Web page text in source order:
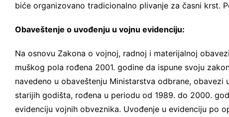
biće organizovano tradicionalno plivanje za časni krst.
Obaveštenje o uvođenju u vojnu evidenciju:
Na osnovu Zakona o vojnoj, radnoj i materijalnoj
muškog pola rođena 2001. godine da ispune svoju
navedeno u obaveštenju Ministarstva odbrane,
starijih godišta, rođena u periodu od 1989. do 2000.
evidenciju vojnih obveznika. Uvođenje u evidenciju po